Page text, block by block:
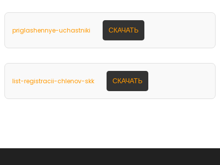
priglashennye-uchastniki СКАЧАТЬ
list-registracii-chlenov-skk СКАЧАТЬ